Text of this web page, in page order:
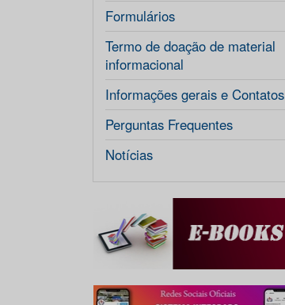
Formulários
Termo de doação de material
informacional
Informações gerais e Contatos
Perguntas Frequentes
Notícias